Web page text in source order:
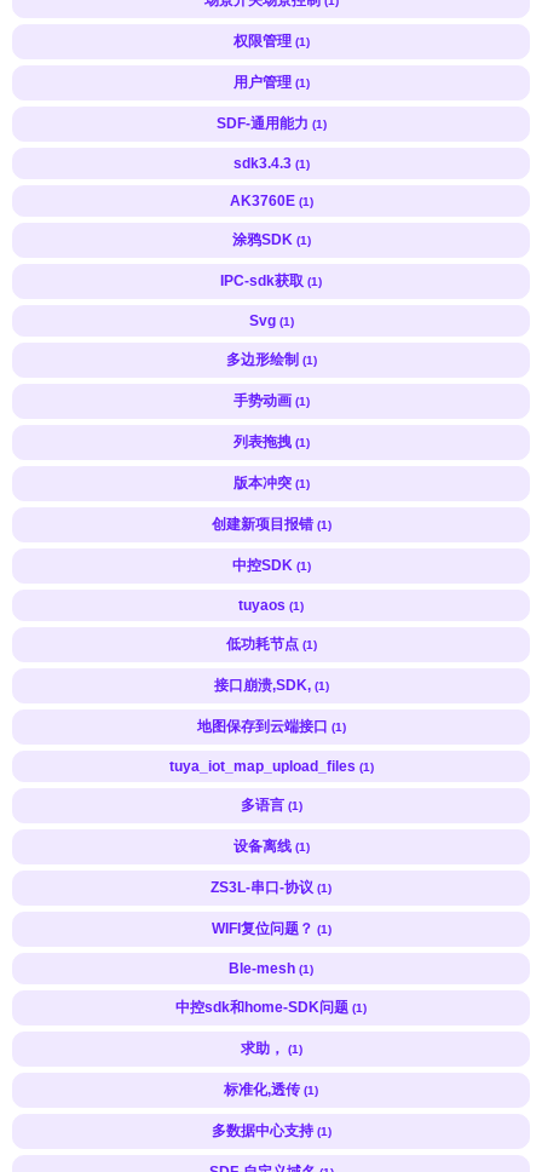
权限管理 (1)
用户管理 (1)
SDF-通用能力 (1)
sdk3.4.3 (1)
AK3760E (1)
涂鸦SDK (1)
IPC-sdk获取 (1)
Svg (1)
多边形绘制 (1)
手势动画 (1)
列表拖拽 (1)
版本冲突 (1)
创建新项目报错 (1)
中控SDK (1)
tuyaos (1)
低功耗节点 (1)
接口崩溃,SDK, (1)
地图保存到云端接口 (1)
tuya_iot_map_upload_files (1)
多语言 (1)
设备离线 (1)
ZS3L-串口-协议 (1)
WIFI复位问题？ (1)
Ble-mesh (1)
中控sdk和home-SDK问题 (1)
求助， (1)
标准化,透传 (1)
多数据中心支持 (1)